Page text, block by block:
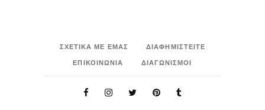
ΣΧΕΤΙΚΑ ΜΕ ΕΜΑΣ
ΔΙΑΦΗΜΙΣΤΕΙΤΕ
ΕΠΙΚΟΙΝΩΝΙΑ
ΔΙΑΓΩΝΙΣΜΟΙ